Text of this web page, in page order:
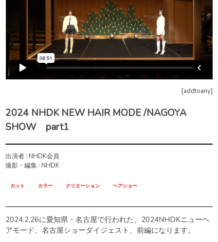
[addtoany]
2024 NHDK NEW HAIR MODE /NAGOYA
SHOW part1
出演者 : NHDK会員
撮影・編集 : NHDK
カット カラー クリエーション ヘアショー
2024.2.26に愛知県・名古屋で行われた、2024NHDKニューヘ
アモード、名古屋ショーダイジェスト、前編になります。